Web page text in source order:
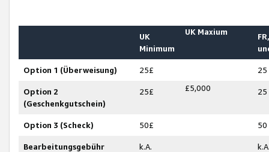
UK
Minimum
UK Maxium
Option 1 (Überweisung) 25£ 25
Option 2
(Geschenkgutschein)
25£ £5,000 25
Option 3 (Scheck) 50£ 50
Bearbeitungsgebühr
k.A.